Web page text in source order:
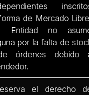
de Mercado
no
por la falta de
órdenes debido
el derecho